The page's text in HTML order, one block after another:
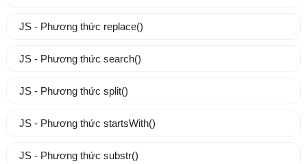
JS - Phương thức replace()
JS - Phương thức search()
JS - Phương thức split()
JS - Phương thức startsWith()
JS - Phương thức substr()